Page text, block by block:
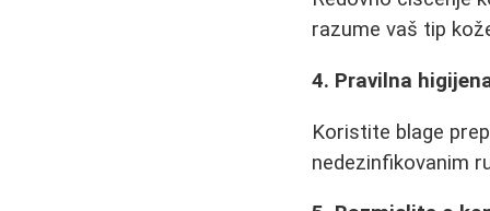
razume vaš tip
4. Pravilna
Koristite blage
nedezinfikovanim